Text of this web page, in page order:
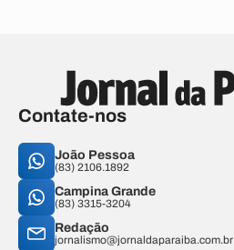
Contate-nos
João Pessoa
(83) 2106.1892
Campina Grande
(83) 3315-3204
Redação
jornalismo@jornaldaparaiba.com.br